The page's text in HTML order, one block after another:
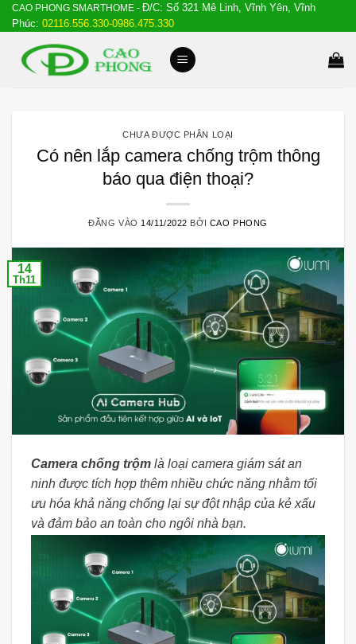
Bỏ
qua
dung
CAO PHONG SMARTHOME - Đ/C: Số 321 Mê Linh, Vĩnh Yên, Vĩnh
Phúc: 02116.556.330-0986.475.330
CHƯA ĐƯỢC PHÂN LOẠI
Có nên lắp camera chống trộm thông
báo qua điện thoại?
ĐĂNG VÀO 14/11/2022 BỞI CAO PHONG
14
Th11
Camera chống trộm là loại camera giám sát an
ninh được tích hợp thêm nhiều chức năng nhằm tối
ưu hóa khả năng chống lại sự đột nhập của kẻ xấu
và đảm bảo an toàn cho ngôi nhà bạn.